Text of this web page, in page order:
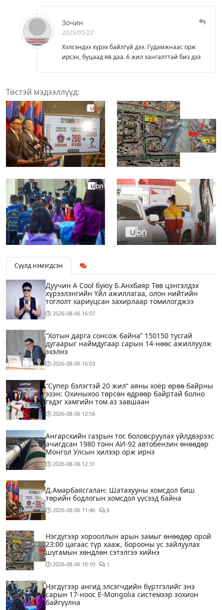
Зочин
2025/05/22
Хэлсэндээ хүрэх байлгүй дээ. Гудамжнаас орж
ирсэн, буцаад яв даа. 6 жил хангалттай биз дээ
Төстэй мэдээллүүд:
Сүүлд нэмэгдсэн
Дуучин A Cool буюу Б.Анхбаяр Төв цэнгэлдэх
хүрээлэнгийн Үйл ажиллагаа, олон нийтийн
тоглолт хариуцсан захирлаар томилогджээ
2026-08-06 16:07
“Хотын дарга сонсож байна” 150150 тусгай
дугаарыг наймдугаар сарын 14-нөөс ажиллуулж
эхэлнэ
2026-08-06 16:03
“Супер бэлэгтэй 20 жил“ аяны хоёр өрөө байрны
эзэн: Охиныхоо төрсөн өдрөөр байртай болно
гэдэг хамгийн том аз завшаан
2026-08-06 12:56
Ангарскийн газрын тос боловсруулах үйлдвэрээс
ачигдсан 1980 тонн АИ-92 автобензин өнөөдөр
Монгол Улсын хилээр орж ирнэ
2026-08-06 12:31
Д.Амарбаясгалан: Шатахууны хомсдол биш
төрийн бодлогын хомсдол үүсээд байна
2026-08-06 11:46 6
Нэгдүгээр хорооллын арын замыг өнөөдөр орой
23:00 цагаас түр хааж, борооны ус зайлуулах
шугамын хөндлөн сэтэлгээ хийнэ
2026-08-06 10:10 1
Нэгдүгээр ангид элсэгчдийн бүртгэлийг энэ
сарын 17-ноос E-Mongolia системээр зохион
байгуулна